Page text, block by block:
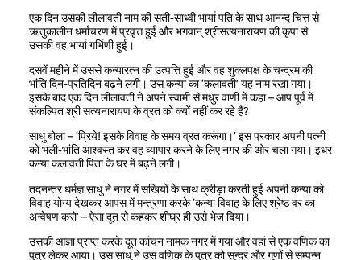
एक दिन उसकी लीलावती नाम की सती-साध्वी भार्या पति के साथ आनन्द चित्त से
ऋतुकालीन धर्माचरण में प्रवृत्त हुई और भगवान् श्रीसत्यनारायण की कृपा से
उसकी वह भार्या गर्भिणी हुई।
दसवें महीने में उससे कन्यारत्न की उत्पत्ति हुई और वह शुक्लपक्ष के चन्द्रम की
भांति दिन-प्रतिदिन बढ़ने लगी। उस कन्या का ‘कलावती’ यह नाम रखा गया।
इसके बाद एक दिन लीलावती ने अपने स्वामी से मधुर वाणी में कहा – आप पूर्व में
संकल्पित श्री सत्यनारायण के व्रत को क्यों नहीं कर रहे हैं?
साधु बोला – ‘प्रिये! इसके विवाह के समय व्रत करूंगा।’ इस प्रकार अपनी पत्नी
को भली-भांति आश्वस्त कर वह व्यापार करने के लिए नगर की ओर चला गया। इधर
कन्या कलावती पिता के घर में बढ़ने लगी।
तदनन्तर धर्मज्ञ साधु ने नगर में सखियों के साथ क्रीड़ा करती हुई अपनी कन्या को
विवाह योग्य देखकर आपस में मन्त्रणा करके ‘कन्या विवाह के लिए श्रेष्ठ वर का
अन्वेषण करो’ – ऐसा दूत से कहकर शीघ्र ही उसे भेज दिया।
उसकी आज्ञा प्राप्त करके दूत कांचन नामक नगर में गया और वहां से एक वणिक का
पुत्र लेकर आया। उस साधु ने उस वणिक के पुत्र को सुन्दर और गुणों से सम्पन्न